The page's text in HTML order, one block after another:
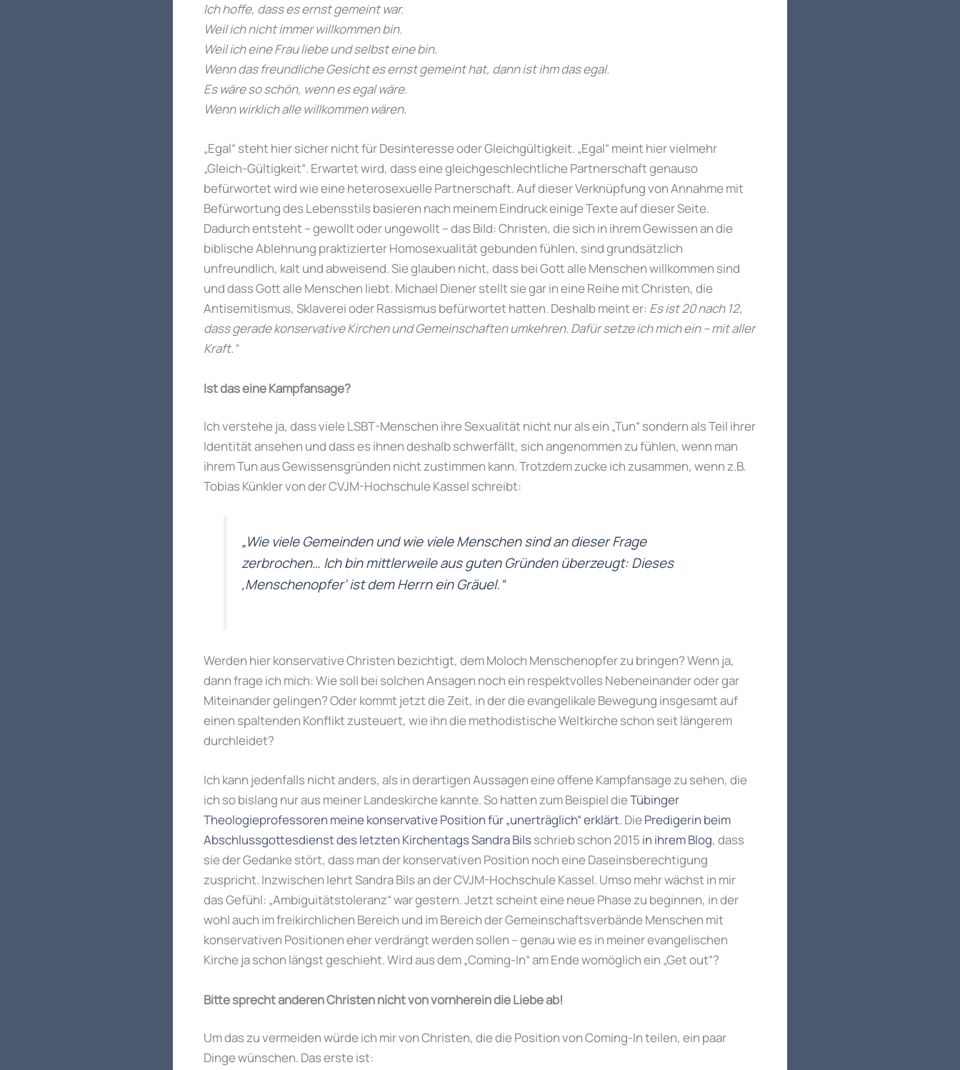
Ich hoffe, dass es ernst gemeint war.
Weil ich nicht immer willkommen bin.
Weil ich eine Frau liebe und selbst eine bin.
Wenn das freundliche Gesicht es ernst gemeint hat, dann ist ihm das egal.
Es wäre so schön, wenn es egal wäre.
Wenn wirklich alle willkommen wären.
„Egal“ steht hier sicher nicht für Desinteresse oder Gleichgültigkeit. „Egal“ meint hier vielmehr
„Gleich-Gültigkeit“. Erwartet wird, dass eine gleichgeschlechtliche Partnerschaft genauso
befürwortet wird wie eine heterosexuelle Partnerschaft. Auf dieser Verknüpfung von Annahme mit
Befürwortung des Lebensstils basieren nach meinem Eindruck einige Texte auf dieser Seite.
Dadurch entsteht – gewollt oder ungewollt – das Bild: Christen, die sich in ihrem Gewissen an die
biblische Ablehnung praktizierter Homosexualität gebunden fühlen, sind grundsätzlich
unfreundlich, kalt und abweisend. Sie glauben nicht, dass bei Gott alle Menschen willkommen sind
und dass Gott alle Menschen liebt. Michael Diener stellt sie gar in eine Reihe mit Christen, die
Antisemitismus, Sklaverei oder Rassismus befürwortet hatten. Deshalb meint er: Es ist 20 nach 12,
dass gerade konservative Kirchen und Gemeinschaften umkehren. Dafür setze ich mich ein – mit aller
Kraft.“
Ist das eine Kampfansage?
Ich verstehe ja, dass viele LSBT-Menschen ihre Sexualität nicht nur als ein „Tun“ sondern als Teil ihrer
Identität ansehen und dass es ihnen deshalb schwerfällt, sich angenommen zu fühlen, wenn man
ihrem Tun aus Gewissensgründen nicht zustimmen kann. Trotzdem zucke ich zusammen, wenn z.B.
Tobias Künkler von der CVJM-Hochschule Kassel schreibt:
„Wie viele Gemeinden und wie viele Menschen sind an dieser Frage
zerbrochen… Ich bin mittlerweile aus guten Gründen überzeugt: Dieses
‚Menschenopfer‘ ist dem Herrn ein Gräuel.“
Werden hier konservative Christen bezichtigt, dem Moloch Menschenopfer zu bringen? Wenn ja,
dann frage ich mich: Wie soll bei solchen Ansagen noch ein respektvolles Nebeneinander oder gar
Miteinander gelingen? Oder kommt jetzt die Zeit, in der die evangelikale Bewegung insgesamt auf
einen spaltenden Konflikt zusteuert, wie ihn die methodistische Weltkirche schon seit längerem
durchleidet?
Ich kann jedenfalls nicht anders, als in derartigen Aussagen eine offene Kampfansage zu sehen, die
ich so bislang nur aus meiner Landeskirche kannte. So hatten zum Beispiel dieTübinger
Theologieprofessoren meine konservative Position für „unerträglich“ erklärt. Die Predigerin beim
Abschlussgottesdienst des letzten Kirchentags Sandra Bilsschrieb schon 2015 in ihrem Blog, dass
sie der Gedanke stört, dass man der konservativen Position noch eine Daseinsberechtigung
zuspricht. Inzwischen lehrt Sandra Bils an der CVJM-Hochschule Kassel. Umso mehr wächst in mir
das Gefühl: „Ambiguitätstoleranz“ war gestern. Jetzt scheint eine neue Phase zu beginnen, in der
wohl auch im freikirchlichen Bereich und im Bereich der Gemeinschaftsverbände Menschen mit
konservativen Positionen eher verdrängt werden sollen – genau wie es in meiner evangelischen
Kirche ja schon längst geschieht. Wird aus dem „Coming-In“ am Ende womöglich ein „Get out“?
Bitte sprecht anderen Christen nicht von vornherein die Liebe ab!
Um das zu vermeiden würde ich mir von Christen, die die Position von Coming-In teilen, ein paar
Dinge wünschen. Das erste ist: